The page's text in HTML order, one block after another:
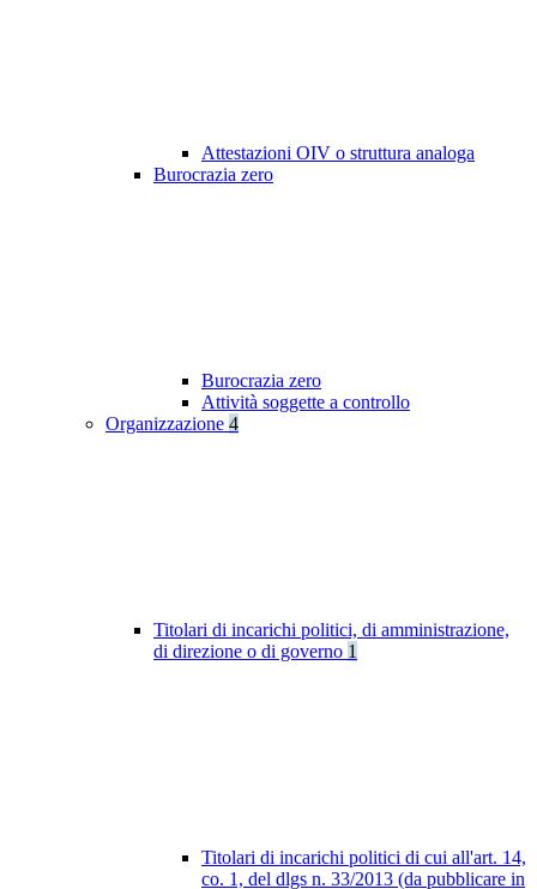
Attestazioni OIV o struttura analoga
Burocrazia zero
Burocrazia zero
Attività soggette a controllo
Organizzazione 4
Titolari di incarichi politici, di amministrazione,
di direzione o di governo 1
Titolari di incarichi politici di cui all'art. 14,
co. 1, del dlgs n. 33/2013 (da pubblicare in